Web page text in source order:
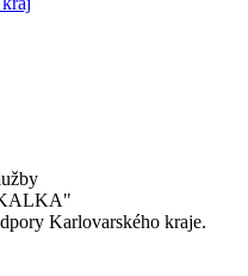
Karlovarského kraje.